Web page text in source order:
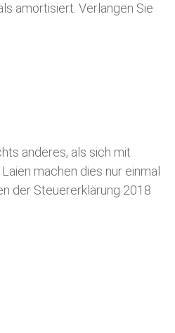
amortisiert. Verlangen Sie
anderes, als sich mit
Laien machen dies nur einmal
der Steuererklärung 2018